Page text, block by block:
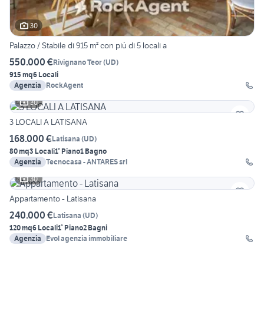
30
Palazzo / Stabile di 915 m² con più di 5 locali a
550.000 €Rivignano Teor(UD)
915 mq6 Locali
Agenzia
RockAgent
30
3 LOCALI A LATISANA
168.000 €Latisana (UD)
80 mq3 Locali1° Piano1 Bagno
Agenzia Tecnocasa - ANTARES srl
30
Appartamento - Latisana
240.000 €Latisana (UD)
120 mq6 Locali1° Piano2 Bagni
Agenzia
Evol agenzia immobiliare